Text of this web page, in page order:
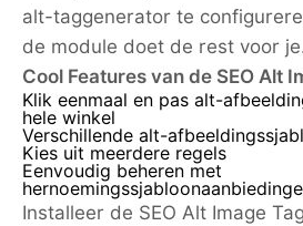
alt-taggenerator te
de module doet de rest voor
Cool Features van de SEO Alt
Klik eenmaal en pas alt-
hele winkel
Verschillende alt-
Kies uit meerdere regels
Eenvoudig beheren met
Installeer de SEO Alt Image